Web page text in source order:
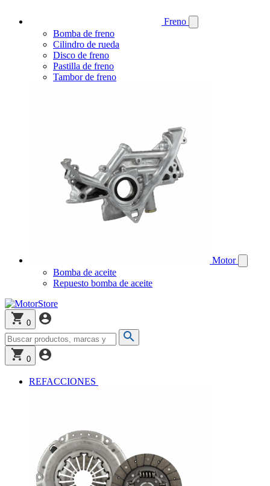
Freno
Bomba de freno
Cilindro de rueda
Disco de freno
Pastilla de freno
Tambor de freno
Motor
Bomba de aceite
Repuesto bomba de aceite
0
0
REFACCIONES